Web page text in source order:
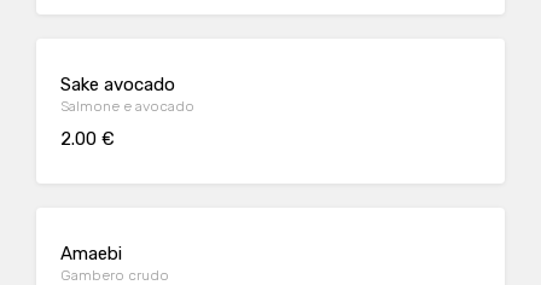
Sake avocado
Salmone e avocado
2.00 €
Amaebi
Gambero crudo